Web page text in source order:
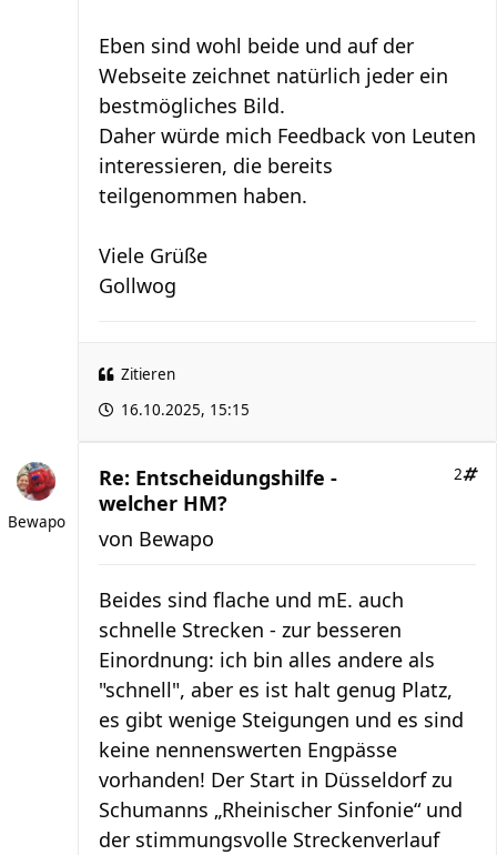
Eben sind wohl beide und auf der
Webseite zeichnet natürlich jeder ein
bestmögliches Bild.
Daher würde mich Feedback von Leuten
interessieren, die bereits
teilgenommen haben.
Viele Grüße
Gollwog
Zitieren
16.10.2025, 15:15
Bewapo
Re: Entscheidungshilfe -
welcher HM?
2
von Bewapo
Beides sind flache und mE. auch
schnelle Strecken - zur besseren
Einordnung: ich bin alles andere als
"schnell", aber es ist halt genug Platz,
es gibt wenige Steigungen und es sind
keine nennenswerten Engpässe
vorhanden! Der Start in Düsseldorf zu
Schumanns „Rheinischer Sinfonie“ und
der stimmungsvolle Streckenverlauf